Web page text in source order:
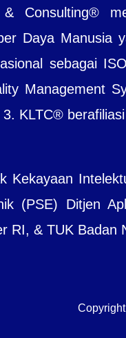
Consulting®
Daya Manusia
sebagai
Management
KLTC®
Kekayaan
(PSE) Ditjen
RI, & TUK Badan